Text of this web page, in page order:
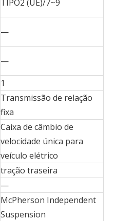
TIPO2 (UE)/7~9
—
—
1
Transmissão de relação
fixa
Caixa de câmbio de
velocidade única para
veículo elétrico
tração traseira
—
McPherson Independent
Suspension